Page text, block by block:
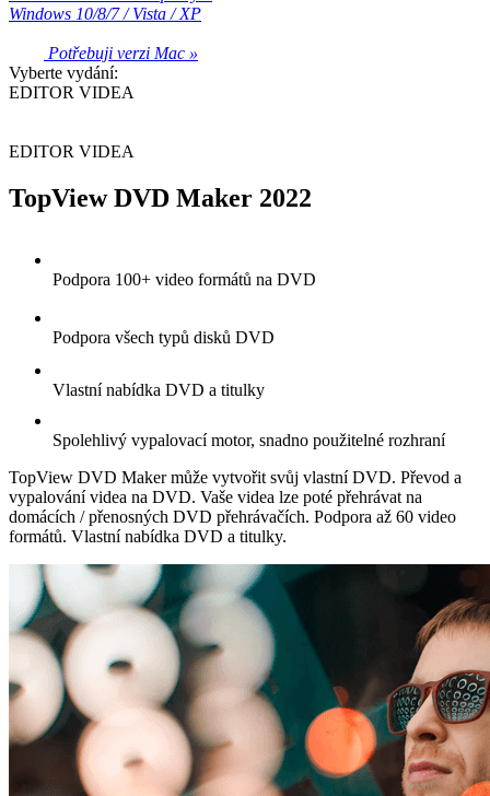
Windows 10/8/7 / Vista / XP
Potřebuji verzi Mac »
Vyberte vydání:
EDITOR VIDEA
EDITOR VIDEA
TopView DVD Maker 2022
Podpora 100+ video formátů na DVD
Podpora všech typů disků DVD
Vlastní nabídka DVD a titulky
Spolehlivý vypalovací motor, snadno použitelné rozhraní
TopView DVD Maker může vytvořit svůj vlastní DVD. Převod a
vypalování videa na DVD. Vaše videa lze poté přehrávat na
domácích / přenosných DVD přehrávačích. Podpora až 60 video
formátů. Vlastní nabídka DVD a titulky.